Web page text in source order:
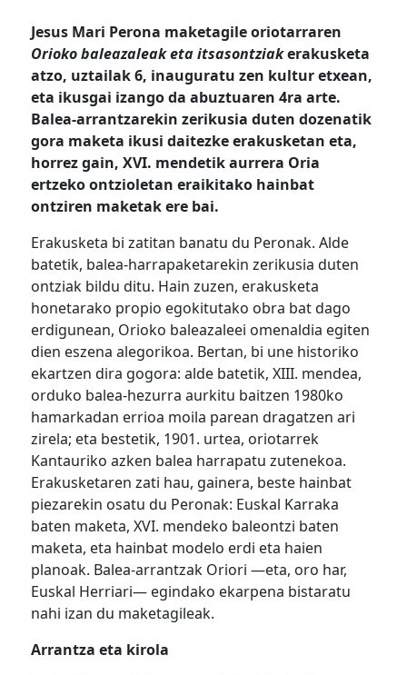
Jesus Mari Perona maketagile oriotarraren
Orioko baleazaleak eta itsasontziakerakusketa
atzo, uztailak 6, inauguratu zen kultur etxean,
eta ikusgai izango da abuztuaren 4ra arte.
Balea-arrantzarekin zerikusia duten dozenatik
gora maketa ikusi daitezke erakusketan eta,
horrez gain, XVI. mendetik aurrera Oria
ertzeko ontzioletan eraikitako hainbat
ontziren maketak ere bai.
Erakusketa bi zatitan banatu du Peronak. Alde
batetik, balea-harrapaketarekin zerikusia duten
ontziak bildu ditu. Hain zuzen, erakusketa
honetarako propio egokitutako obra bat dago
erdigunean, Orioko baleazaleei omenaldia egiten
dien eszena alegorikoa. Bertan, bi une historiko
ekartzen dira gogora: alde batetik, XIII. mendea,
orduko balea-hezurra aurkitu baitzen 1980ko
hamarkadan errioa moila parean dragatzen ari
zirela; eta bestetik, 1901. urtea, oriotarrek
Kantauriko azken balea harrapatu zutenekoa.
Erakusketaren zati hau, gainera, beste hainbat
piezarekin osatu du Peronak: Euskal Karraka
baten maketa, XVI. mendeko baleontzi baten
maketa, eta hainbat modelo erdi eta haien
planoak. Balea-arrantzak Oriori —eta, oro har,
Euskal Herriari— egindako ekarpena bistaratu
nahi izan du maketagileak.
Arrantza eta kirola